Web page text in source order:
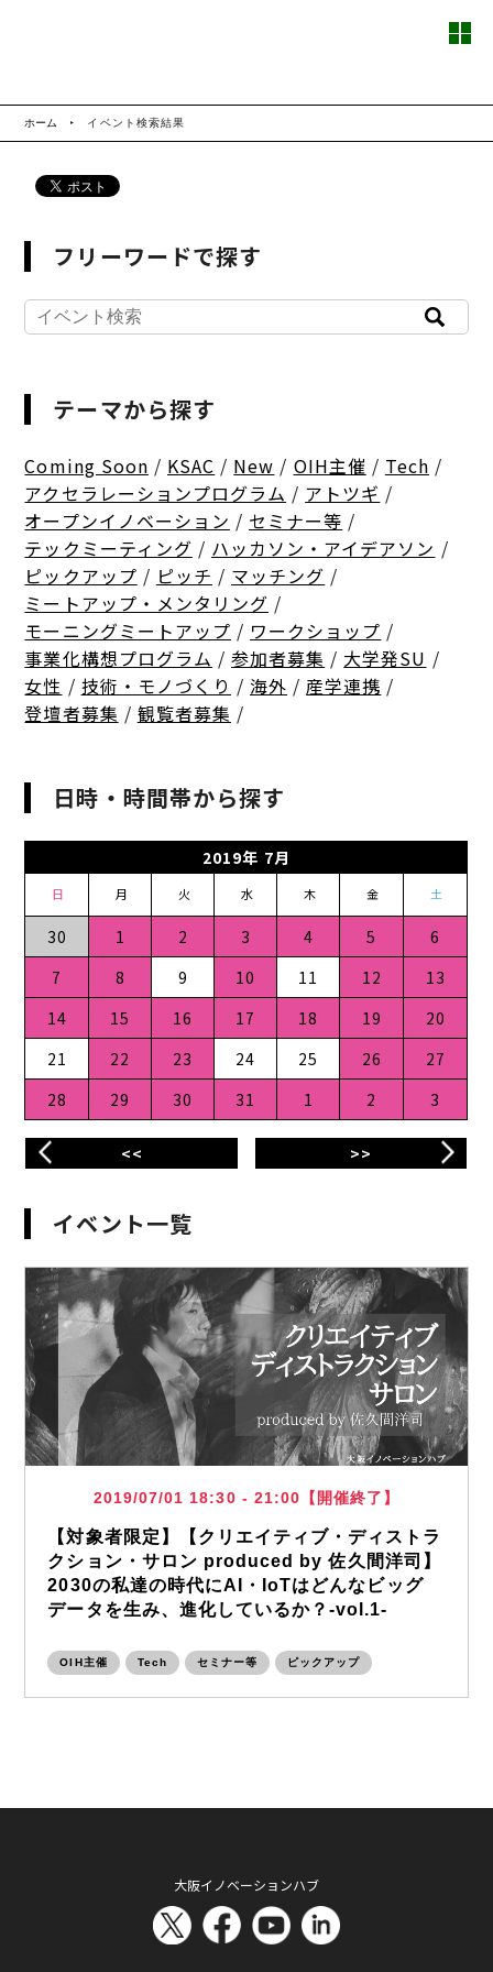
ホーム イベント検索結果
フリーワードで探す
テーマから探す
Coming Soon / KSAC / New / OIH主催 / Tech /
アクセラレーションプログラム / アトツギ /
オープンイノベーション / セミナー等 /
テックミーティング / ハッカソン・アイデアソン /
ピックアップ / ピッチ / マッチング /
ミートアップ・メンタリング /
モーニングミートアップ / ワークショップ /
事業化構想プログラム / 参加者募集 / 大学発SU /
女性 / 技術・モノづくり / 海外 / 産学連携 /
登壇者募集 / 観覧者募集 /
日時・時間帯から探す
<<
2019年 7月
>>
日 月 火 水 木 金 土
30 1 2 3 4 5
6
7
8 9 10 11 12
13
14
15 16 17 18 19
20
21
22 23 24 25 26
27
28
29 30 31 1 2 3
イベント一覧
2019/07/01 18:30 - 21:00【開催終了】
【対象者限定】【クリエイティブ・ディストラ
クション・サロン produced by 佐久間洋司】
2030の私達の時代にAI・IoTはどんなビッグ
データを生み、進化しているか？-vol.1-
OIH主催 Tech セミナー等 ピックアップ
大阪イノベーションハブ